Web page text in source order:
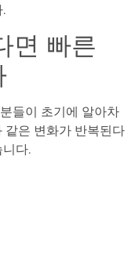
면 빠른
들이 초기에 알아차
같은 변화가 반복된다
다.